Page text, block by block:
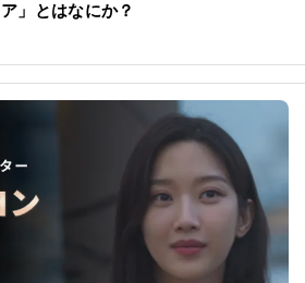
ア」とはなにか？